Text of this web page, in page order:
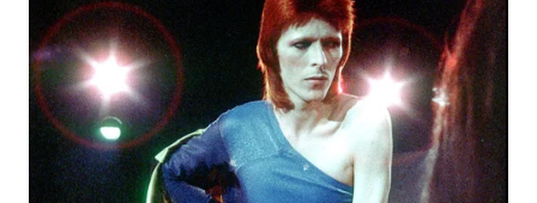
WN
KEPULAUAN
SERIBU
WN
TANGERANG